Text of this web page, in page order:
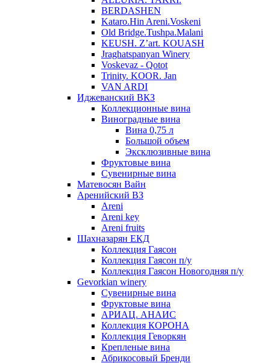
BERDASHEN
Kataro.Hin Areni.Voskeni
Old Bridge.Tushpa.Malani
KEUSH. Z’art. KOUASH
Jraghatspanyan Winery
Voskevaz - Qotot
Trinity. KOOR. Jan
VAN ARDI
Иджеванский ВКЗ
Коллекционные вина
Виноградные вина
Вина 0,75 л
Большой объем
Эксклюзивные вина
Фруктовые вина
Cувенирные вина
Матевосян Вайн
Аренийский ВЗ
Areni
Areni key
Areni fruits
Шахназарян ЕКД
Коллекция Гаясон
Коллекция Гаясон п/у
Коллекция Гаясон Новогодняя п/у
Gevorkian winery
Сувенирные вина
Фруктовые вина
АРИАЦ. АНАИС
Коллекция КОРОНА
Коллекция Геворкян
Крепленые вина
Абрикосовый Бренди